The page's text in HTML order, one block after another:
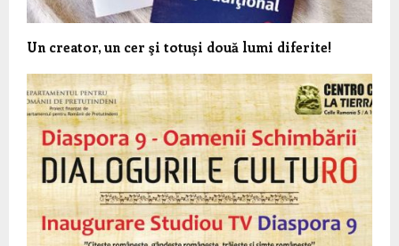
Un creator, un cer şi totuși două lumi diferite!